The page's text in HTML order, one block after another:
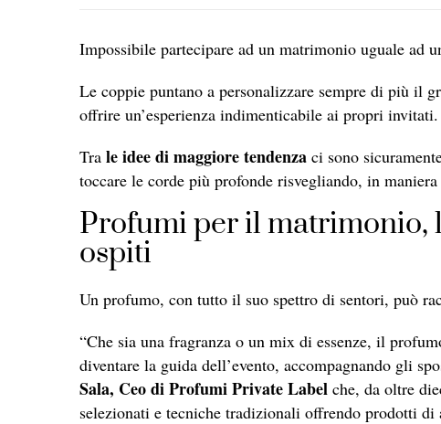
Impossibile partecipare ad un matrimonio uguale ad
Le coppie puntano a personalizzare sempre di più il
offrire un’esperienza indimenticabile ai propri invitati.
Tra le idee di maggiore tendenza ci sono
toccare le corde più profonde risvegliando, in
Profumi per il matrimonio,
ospiti
Un profumo, con tutto il suo spettro di sentori, può
“Che sia una fragranza o un mix di essenze, il
diventare la guida dell’evento, accompagnando gli
Sala, Ceo di Profumi Private Label che, da oltre
selezionati e tecniche tradizionali offrendo prodotti di